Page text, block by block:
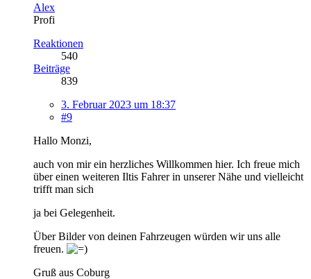
Alex
Profi
Reaktionen
540
Beiträge
839
3. Februar 2023 um 18:37
#9
Hallo Monzi,
auch von mir ein herzliches Willkommen hier. Ich freue mich
über einen weiteren Iltis Fahrer in unserer Nähe und vielleicht
trifft man sich
ja bei Gelegenheit.
Über Bilder von deinen Fahrzeugen würden wir uns alle
freuen.
Gruß aus Coburg